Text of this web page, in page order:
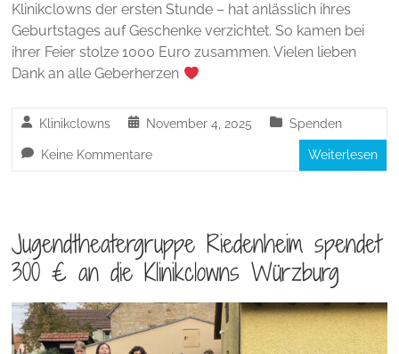
Klinikclowns der ersten Stunde – hat anlässlich ihres
Geburtstages auf Geschenke verzichtet. So kamen bei
ihrer Feier stolze 1000 Euro zusammen. Vielen lieben
Dank an alle Geberherzen
Klinikclowns November 4, 2025 Spenden
Keine Kommentare Weiterlesen
Jugendtheatergruppe Riedenheim spendet
300 € an die Klinikclowns Würzburg